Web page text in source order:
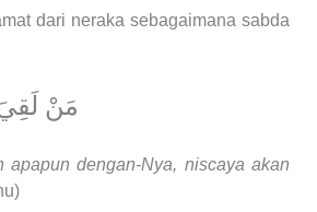
dari neraka sebagaimana sabda
مَنْ
apapun dengan-Nya, niscaya akan